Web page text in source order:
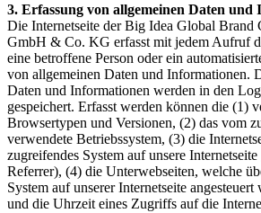
3. Erfassung von allgemeinen Daten und
Die Internetseite der Big Idea Global Brand
GmbH & Co. KG erfasst mit jedem Aufruf
eine betroffene Person oder ein
von allgemeinen Daten und Informationen.
Daten und Informationen werden in den
gespeichert. Erfasst werden können die (1)
Browsertypen und Versionen, (2) das vom
verwendete Betriebssystem, (3) die
zugreifendes System auf unsere
Referrer), (4) die Unterwebseiten, welche
System auf unserer Internetseite
und die Uhrzeit eines Zugriffs auf die